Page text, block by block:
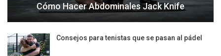
Cómo Hacer Abdominales Jack Knife
Consejos para tenistas que se pasan al pádel